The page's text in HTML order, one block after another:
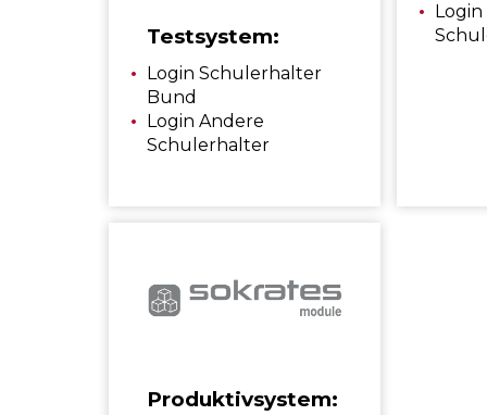
Testsystem:
Login Schulerhalter
Bund
Login Andere
Schulerhalter
Produktivsystem: